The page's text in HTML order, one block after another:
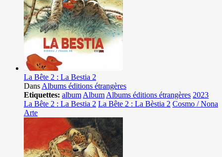
La Bête 2 : La Bestia 2
Dans Albums éditions étrangères
Etiquettes: album Album Albums éditions étrangères 2023
La Bête 2 : La Bestia 2 La Bête 2 : La Bèstia 2 Cosmo / Nona
Arte